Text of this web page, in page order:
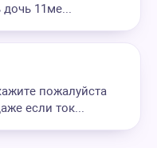
11ме...
пожалуйста
если ток...